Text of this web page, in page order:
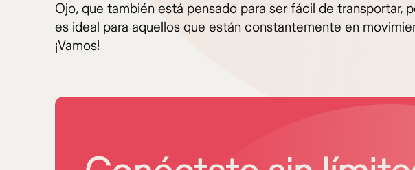
Ojo, que también está pensado para ser fácil de transportar,
es ideal para aquellos que están constantemente en
¡Vamos!